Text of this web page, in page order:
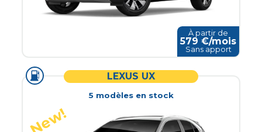
À partir de
579 €/mois
Sans apport
LEXUS UX
5 modèlesen stock